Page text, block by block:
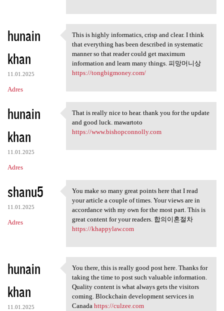
hunain
khan
11.01.2025
Adres
This is highly informatics,
This is highly informatics, crisp and clear. I think
that everything has been described in systematic
manner so that reader could get maximum
information and learn many things. 피망머니상
https://tongbigmoney.com/
hunain
khan
11.01.2025
Adres
That is really nice to hear.
That is really nice to hear. thank you for the update
and good luck. mawartoto
https://www.bishopconnolly.com
shanu5
11.01.2025
Adres
You make so many great points
You make so many great points here that I read
your article a couple of times. Your views are in
accordance with my own for the most part. This is
great content for your readers. 합의이혼절차
https://khappylaw.com
hunain
khan
11.01.2025
You there, this is really
You there, this is really good post here. Thanks for
taking the time to post such valuable information.
Quality content is what always gets the visitors
coming. Blockchain development services in
Canada https://culzee.com